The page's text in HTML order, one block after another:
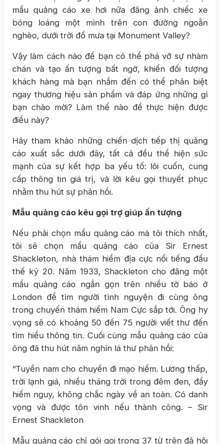
mẩu quảng cáo xe hơi nữa đăng ảnh chiếc xe
bóng loáng một mình trên con đường ngoằn
nghèo, dưới trời đổ mưa tại Monument Valley?
Vậy làm cách nào để bạn có thể phá vỡ sự nhàm
chán và tạo ấn tượng bất ngờ, khiến đối tượng
khách hàng mà bạn nhắm đến có thể phân biệt
ngay thương hiệu sản phẩm và đáp ứng những gì
bạn chào mời? Làm thế nào để thực hiện được
điều này?
Hãy tham khảo những chiến dịch tiếp thị quảng
cáo xuất sắc dưới đây, tất cả đều thể hiện sức
mạnh của sự kết hợp ba yếu tố: lôi cuốn, cung
cấp thông tin giá trị, và lời kêu gọi thuyết phục
nhằm thu hút sự phản hồi.
Mẫu quảng cáo kêu gọi trợ giúp ấn tượng
Nếu phải chọn mẩu quảng cáo mà tôi thích nhất,
tôi sẽ chọn mẩu quảng cáo của Sir Ernest
Shackleton, nhà thám hiểm địa cực nổi tiếng đầu
thế kỷ 20. Năm 1933, Shackleton cho đăng một
mẩu quảng cáo ngắn gọn trên nhiều tờ báo ở
London để tìm người tình nguyện đi cùng ông
trong chuyến thám hiểm Nam Cực sắp tới. Ông hy
vọng sẽ có khoảng 50 đến 75 người viết thư đến
tìm hiểu thông tin. Cuối cùng mẫu quảng cáo của
ông đã thu hút năm nghìn lá thư phản hồi:
“Tuyển nam cho chuyến đi mạo hiểm. Lương thấp,
trời lạnh giá, nhiều tháng trời trong đêm đen, đầy
hiểm nguy, không chắc ngày về an toàn. Có danh
vọng và được tôn vinh nếu thành công. – Sir
Ernest Shackleton
Mẫu quảng cáo chỉ gói gọi trong 37 từ trên đã hội